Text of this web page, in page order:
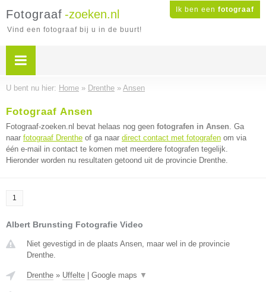
Ik ben een fotograaf
Fotograaf -zoeken.nl
Vind een fotograaf bij u in de buurt!
U bent nu hier: Home » Drenthe » Ansen
Fotograaf Ansen
Fotograaf-zoeken.nl bevat helaas nog geen fotografen in Ansen. Ga
naar fotograaf Drenthe of ga naar direct contact met fotografen om via
één e-mail in contact te komen met meerdere fotografen tegelijk.
Hieronder worden nu resultaten getoond uit de provincie Drenthe.
1
Albert Brunsting Fotografie Video
Niet gevestigd in de plaats Ansen, maar wel in de provincie
Drenthe.
Drenthe » Uffelte Google maps ▼